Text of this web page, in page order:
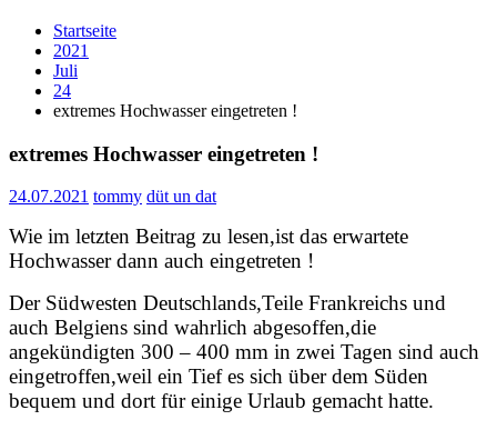
Startseite
2021
Juli
24
extremes Hochwasser eingetreten !
extremes Hochwasser eingetreten !
24.07.2021 tommy düt un dat
Wie im letzten Beitrag zu lesen,ist das erwartete
Hochwasser dann auch eingetreten !
Der Südwesten Deutschlands,Teile Frankreichs und
auch Belgiens sind wahrlich abgesoffen,die
angekündigten 300 – 400 mm in zwei Tagen sind auch
eingetroffen,weil ein Tief es sich über dem Süden
bequem und dort für einige Urlaub gemacht hatte.